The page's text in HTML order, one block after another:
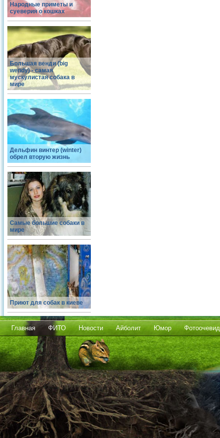
Народные приметы и
суеверия о кошках
Большая венди (big
wendy) - самая
мускулистая собака в
мире
Дельфин винтер (winter)
обрел вторую жизнь
Самые большие собаки в
мире
Приют для собак в киеве
Главная ФИТО Новости Айболит Юмор